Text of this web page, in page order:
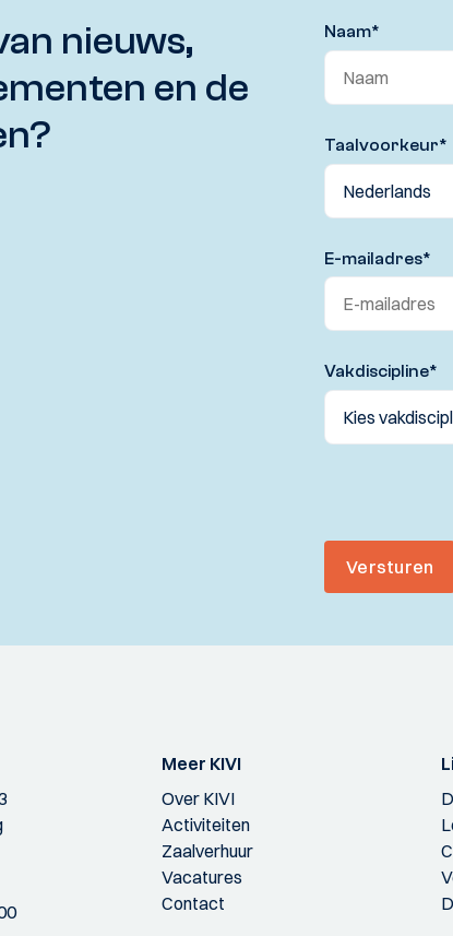
nieuws,
en de
Naam*
Taalvoorkeur*
E-mailadres*
Vakdiscipline*
Versturen
Meer KIVI
Over KIVI
Activiteiten
Zaalverhuur
Vacatures
Contact